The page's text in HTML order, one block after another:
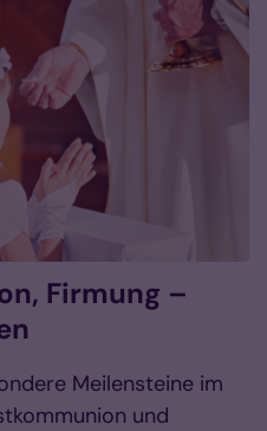
Firmung –
Meilensteine im
und